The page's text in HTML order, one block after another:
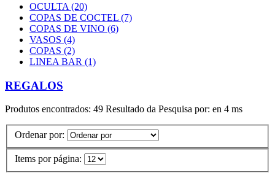
OCULTA (20)
COPAS DE COCTEL (7)
COPAS DE VINO (6)
VASOS (4)
COPAS (2)
LINEA BAR (1)
REGALOS
Produtos encontrados: 49 Resultado da Pesquisa por: en 4 ms
Ordenar por:
Items por página: